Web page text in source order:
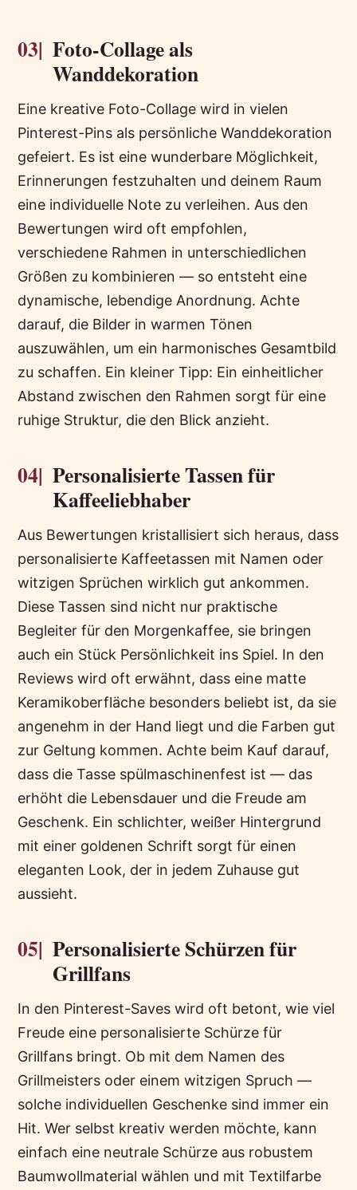
03| Foto-Collage als
Wanddekoration
Eine kreative Foto-Collage wird in vielen
Pinterest-Pins als persönliche Wanddekoration
gefeiert. Es ist eine wunderbare Möglichkeit,
Erinnerungen festzuhalten und deinem Raum
eine individuelle Note zu verleihen. Aus den
Bewertungen wird oft empfohlen,
verschiedene Rahmen in unterschiedlichen
Größen zu kombinieren — so entsteht eine
dynamische, lebendige Anordnung. Achte
darauf, die Bilder in warmen Tönen
auszuwählen, um ein harmonisches Gesamtbild
zu schaffen. Ein kleiner Tipp: Ein einheitlicher
Abstand zwischen den Rahmen sorgt für eine
ruhige Struktur, die den Blick anzieht.
04| Personalisierte Tassen für
Kaffeeliebhaber
Aus Bewertungen kristallisiert sich heraus, dass
personalisierte Kaffeetassen mit Namen oder
witzigen Sprüchen wirklich gut ankommen.
Diese Tassen sind nicht nur praktische
Begleiter für den Morgenkaffee, sie bringen
auch ein Stück Persönlichkeit ins Spiel. In den
Reviews wird oft erwähnt, dass eine matte
Keramikoberfläche besonders beliebt ist, da sie
angenehm in der Hand liegt und die Farben gut
zur Geltung kommen. Achte beim Kauf darauf,
dass die Tasse spülmaschinenfest ist — das
erhöht die Lebensdauer und die Freude am
Geschenk. Ein schlichter, weißer Hintergrund
mit einer goldenen Schrift sorgt für einen
eleganten Look, der in jedem Zuhause gut
aussieht.
05| Personalisierte Schürzen für
Grillfans
In den Pinterest-Saves wird oft betont, wie viel
Freude eine personalisierte Schürze für
Grillfans bringt. Ob mit dem Namen des
Grillmeisters oder einem witzigen Spruch —
solche individuellen Geschenke sind immer ein
Hit. Wer selbst kreativ werden möchte, kann
einfach eine neutrale Schürze aus robustem
Baumwollmaterial wählen und mit Textilfarbe